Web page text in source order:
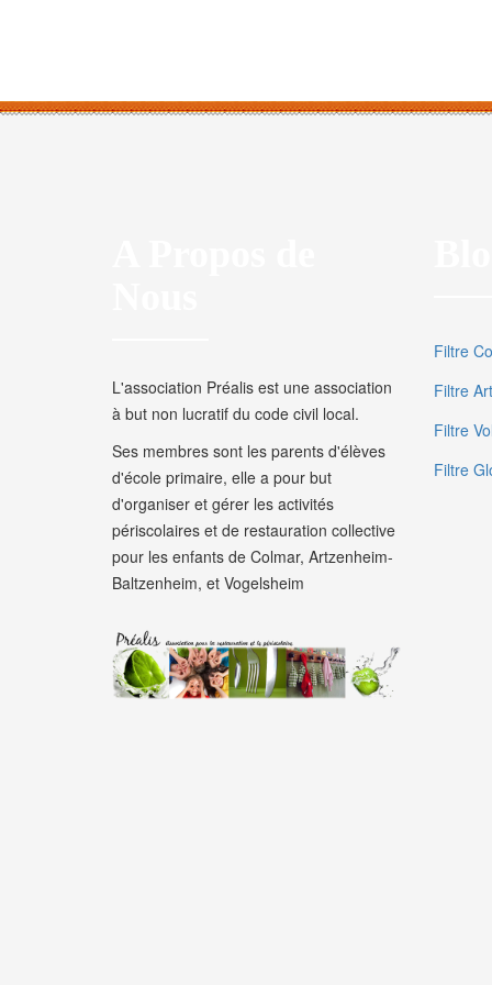
L'association Préalis est une association
à but non lucratif du code civil local.
Ses membres sont les parents d'élèves
d'école primaire, elle a pour but
d'organiser et gérer les activités
périscolaires et de restauration collective
pour les enfants de Colmar, Artzenheim-
Baltzenheim, et Vogelsheim
Filtre
Filtre
Filtre
Filtre